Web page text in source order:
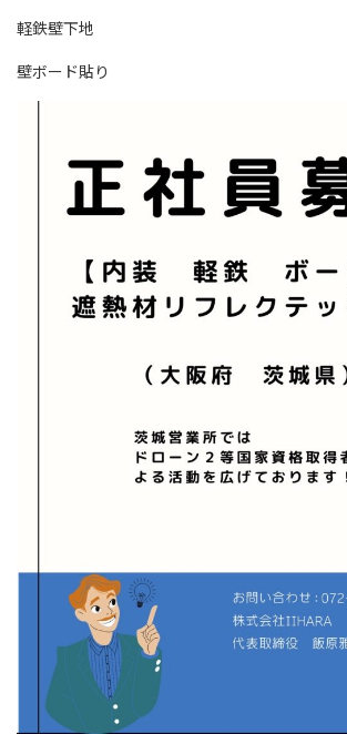
軽鉄壁下地
壁ボード貼り